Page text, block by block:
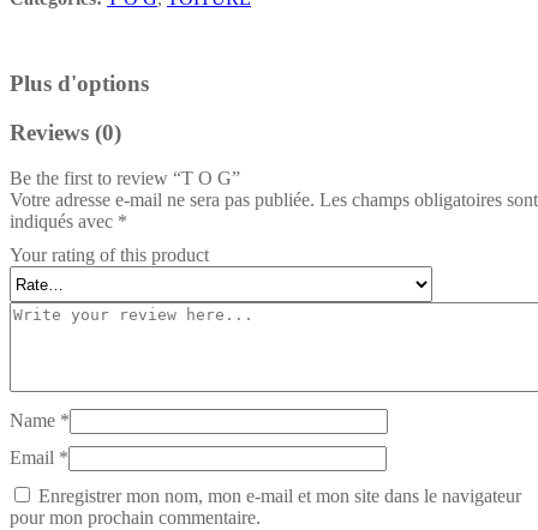
Plus d'options
Reviews (0)
Be the first to review “T O G”
Votre adresse e-mail ne sera pas publiée. Les champs obligatoires sont
indiqués avec *
Your rating of this product
Name *
Email *
Enregistrer mon nom, mon e-mail et mon site dans le navigateur
pour mon prochain commentaire.